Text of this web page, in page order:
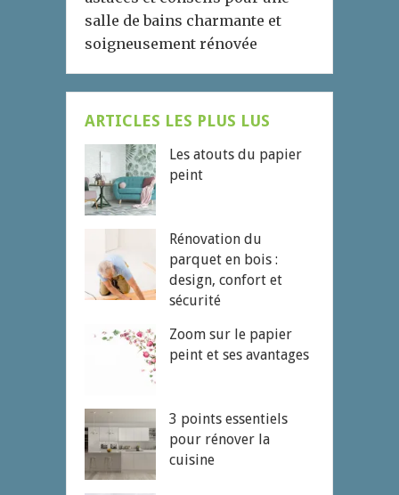
salle de bains charmante et
soigneusement rénovée
ARTICLES LES PLUS LUS
Les atouts du papier
peint
Rénovation du
parquet en bois :
design, confort et
sécurité
Zoom sur le papier
peint et ses avantages
3 points essentiels
pour rénover la
cuisine